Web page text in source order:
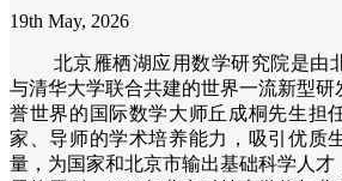
19th May, 2026
北京雁栖湖应用数学研究院是由
与清华大学联合共建的世界一流新型
誉世界的国际数学大师丘成桐先生担
家、导师的学术培养能力，吸引优质
量，为国家和北京市输出基础科学人